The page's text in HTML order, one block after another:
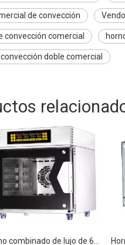
de convección
convección comercial
doble comercial